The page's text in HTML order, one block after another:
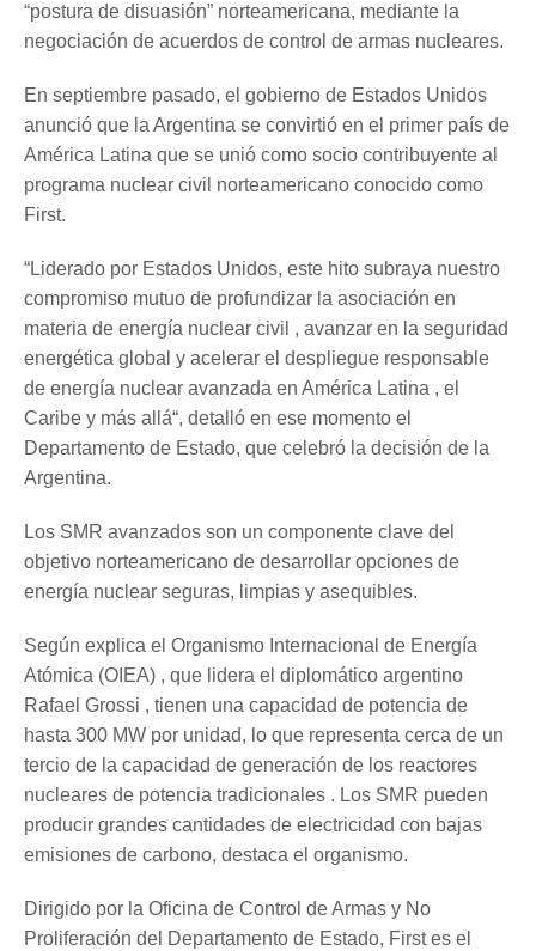
“postura de disuasión” norteamericana, mediante la
negociación de acuerdos de control de armas nucleares.
En septiembre pasado, el gobierno de Estados Unidos
anunció que la Argentina se convirtió en el primer país de
América Latina que se unió como socio contribuyente al
programa nuclear civil norteamericano conocido como
First.
“Liderado por Estados Unidos, este hito subraya nuestro
compromiso mutuo de profundizar la asociación en
materia de energía nuclear civil , avanzar en la seguridad
energética global y acelerar el despliegue responsable
de energía nuclear avanzada en América Latina , el
Caribe y más allá“, detalló en ese momento el
Departamento de Estado, que celebró la decisión de la
Argentina.
Los SMR avanzados son un componente clave del
objetivo norteamericano de desarrollar opciones de
energía nuclear seguras, limpias y asequibles.
Según explica el Organismo Internacional de Energía
Atómica (OIEA) , que lidera el diplomático argentino
Rafael Grossi , tienen una capacidad de potencia de
hasta 300 MW por unidad, lo que representa cerca de un
tercio de la capacidad de generación de los reactores
nucleares de potencia tradicionales . Los SMR pueden
producir grandes cantidades de electricidad con bajas
emisiones de carbono, destaca el organismo.
Dirigido por la Oficina de Control de Armas y No
Proliferación del Departamento de Estado, First es el